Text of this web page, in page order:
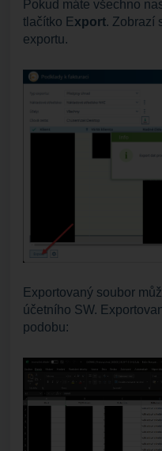
Pokud máte všechno
tlačítko Export. Zobrazí
exportu.
Exportovaný soubor
účetního SW.
podobu: